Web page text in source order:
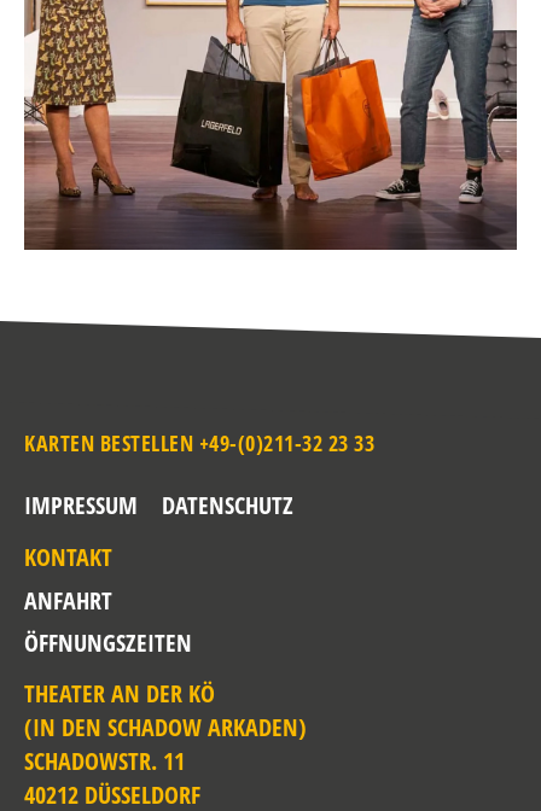
KARTEN BESTELLEN +49-(0)211-32 23 33
IMPRESSUM
DATENSCHUTZ
KONTAKT
ANFAHRT
ÖFFNUNGSZEITEN
THEATER AN DER KÖ
(IN DEN SCHADOW ARKADEN)
SCHADOWSTR. 11
40212 DÜSSELDORF